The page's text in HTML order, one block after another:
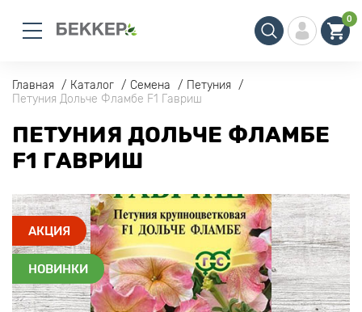
0
Главная Каталог Семена
Петуния
Петуния Дольче Фламбе F1 Гавриш
ПЕТУНИЯ ДОЛЬЧЕ ФЛАМБЕ
F1 ГАВРИШ
АКЦИЯ
НОВИНКИ